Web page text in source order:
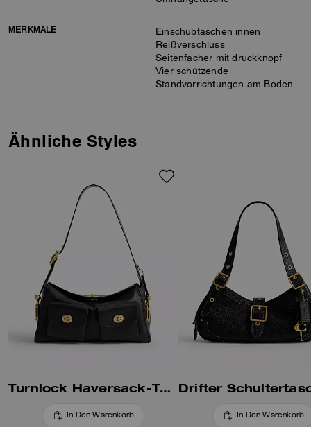
MERKMALE
Einschubtaschen innen
Reißverschluss
Seitenfächer mit druckknopf
Vier schützende
Standvorrichtungen am Boden
Ähnliche Styles
Turnlock Haversack-Tasche
In Den Warenkorb In Den Warenkorb